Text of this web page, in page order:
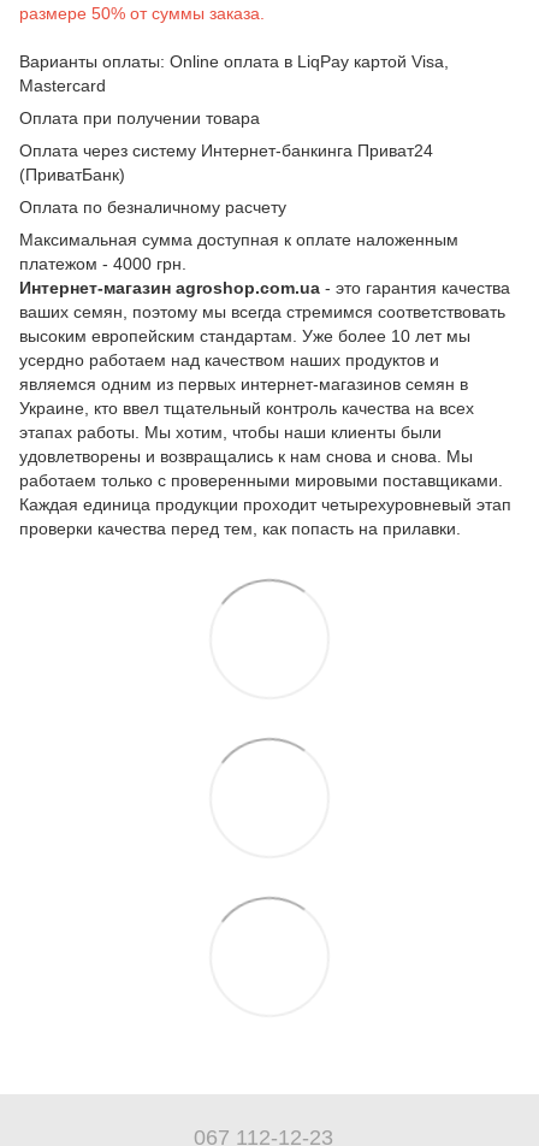
размере 50% от суммы заказа.
Варианты оплаты: Online оплата в LiqPay картой Visa,
Mastercard
Оплата при получении товара
Оплата через систему Интернет-банкинга Приват24
(ПриватБанк)
Оплата по безналичному расчету
Максимальная сумма доступная к оплате наложенным
платежом - 4000 грн.
Интернет-магазин agroshop.com.ua - это гарантия качества
ваших семян, поэтому мы всегда стремимся соответствовать
высоким европейским стандартам. Уже более 10 лет мы
усердно работаем над качеством наших продуктов и
являемся одним из первых интернет-магазинов семян в
Украине, кто ввел тщательный контроль качества на всех
этапах работы. Мы хотим, чтобы наши клиенты были
удовлетворены и возвращались к нам снова и снова. Мы
работаем только с проверенными мировыми поставщиками.
Каждая единица продукции проходит четырехуровневый этап
проверки качества перед тем, как попасть на прилавки.
067 112-12-23